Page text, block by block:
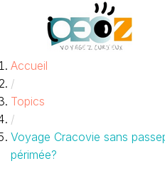
contenu
Accueil
/
Topics
/
Voyage Cracovie sans
périmée?